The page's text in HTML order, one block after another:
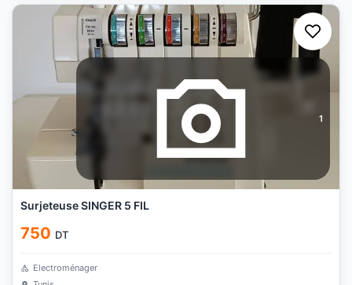
1
Surjeteuse SINGER 5 FIL
750 DT
Electroménager